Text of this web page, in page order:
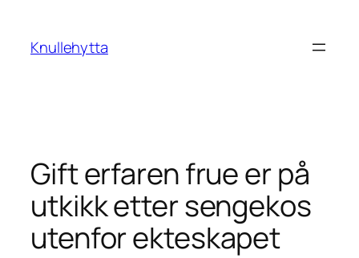
content
Knullehytta
Gift erfaren frue er på
utkikk etter sengekos
utenfor ekteskapet